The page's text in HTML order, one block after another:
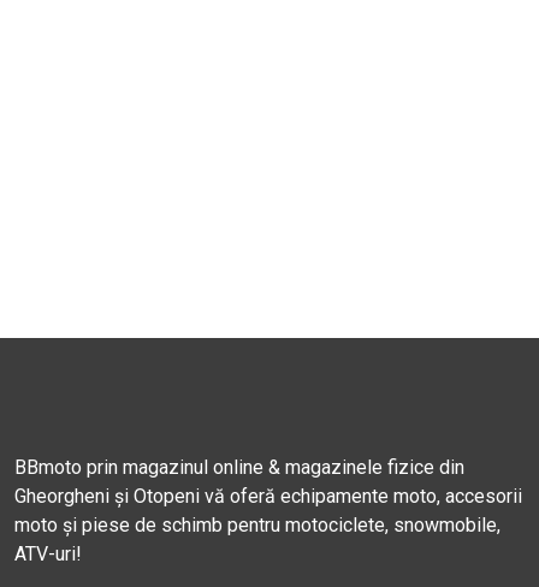
BBmoto prin magazinul online & magazinele fizice din
Gheorgheni și Otopeni vă oferă echipamente moto, accesorii
moto și piese de schimb pentru motociclete, snowmobile,
ATV-uri!